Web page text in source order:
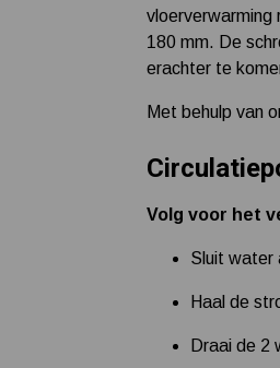
vloerverwarming
180 mm. De
erachter te
Met behulp van
Volg voor het
Sluit water
Haal de
Draai de 2